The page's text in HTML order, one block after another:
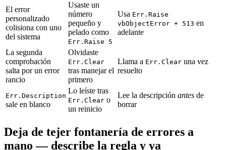
El error
personalizado
colisiona con uno
del sistema
Usaste un
número
pequeño y
pelado como
Err.Raise 5
Usa Err.Raise
vbObjectError + 513 en
adelante
La segunda
comprobación
salta por un error
rancio
Olvidaste
Err.Clear
tras manejar el
primero
Llama a Err.Clear una vez
resuelto
Err.Description
sale en blanco
Lo leíste tras
Err.Clear o
un reinicio
Lee la descripción antes de
borrar
Deja de tejer fontanería de errores a
mano — describe la regla y ya